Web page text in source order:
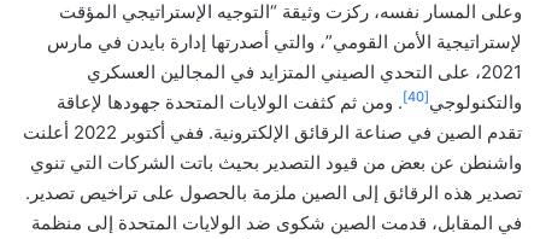
وعلى المسار نفسه، ركزت وثيقة “التوجيه الإستراتيجي المؤقت
لإستراتيجية الأمن القومي”، والتي أصدرتها إدارة بايدن في مارس
2021، على التحدي الصيني المتزايد في المجالين العسكري
والتكنولوجي[40]
. ومن ثم كثفت الولايات المتحدة جهودها لإعاقة
تقدم الصين في صناعة الرقائق الإلكترونية. ففي أكتوبر 2022 أعلنت
واشنطن عن بعض من قيود التصدير بحيث باتت الشركات التي تنوي
تصدير هذه الرقائق إلى الصين ملزمة بالحصول على تراخيص تصدير.
في المقابل، قدمت الصين شكوى ضد الولايات المتحدة إلى منظمة